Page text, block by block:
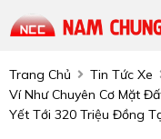
Trang Chủ Tin Tức Xe
Ví Như Chuyên Cơ Mặt
Yết Tới 320 Triệu Đồng